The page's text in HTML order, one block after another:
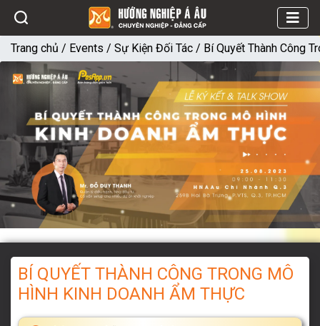
Trang chủ / Events / Sự Kiện Đối Tác / Bí Quyết Thành Công
BÍ QUYẾT THÀNH CÔNG TRONG MÔ
HÌNH KINH DOANH ẨM THỰC